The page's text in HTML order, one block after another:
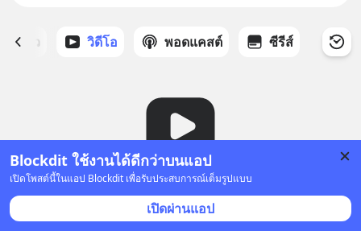
Blockdit ใช้งานได้ดีกว่าบนแอป
เปิดโพสต์นี้ในแอป Blockdit เพื่อรับประสบการณ์เต็มรูปแบบ
เปิดผ่านแอป
ด้ดาว วิดีโอ พอดแคสต์ ซีรีส์